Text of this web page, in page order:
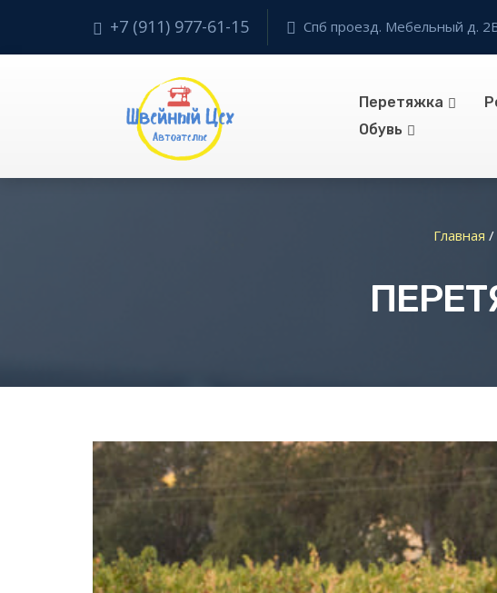
+7 (911) 977-61-15 Спб проезд. Мебельный д.
Перетяжка
Обувь
Главная /